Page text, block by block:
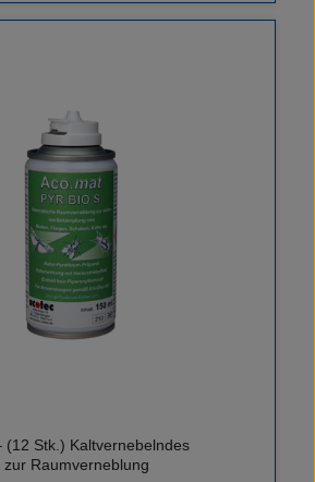
Orientalische) Erfasst
Wirkung auf alle
& Adulte Schnelle
nach nur 3 Tagen
Wirksamkeit bis zu 12 Monate
nachhaltige Populationskontrolle
weiße, nicht fleckende Gelpunkte
Inhaltsstoffen – auch in
Anwendung Mit
(z. B. Bait Gun®) ausbringen
in Ritzen, Fugen und
zusätzlichen
im behandelten Bereich
und Orientalische Schaben
(12 Stk.) Kaltvernebelndes
Raumverneblung